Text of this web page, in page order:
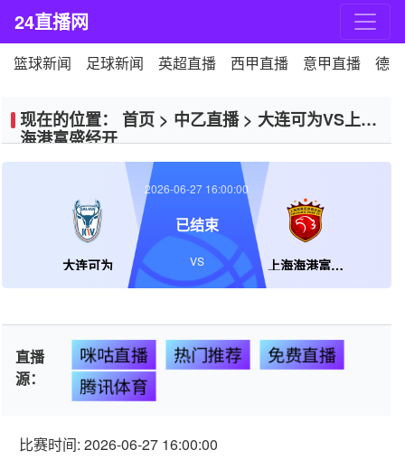
24直播网
篮球新闻 足球新闻 英超直播 西甲直播 意甲直播 德
现在的位置： 首页 > 中乙直播> 大连可为VS上海
海港富盛经开
大连可为 上海海港富盛经开
2026-06-27 16:00:00
已结束
VS
直播
源：
咪咕直播 热门推荐
免费直播
腾讯体育
比赛时间: 2026-06-27 16:00:00